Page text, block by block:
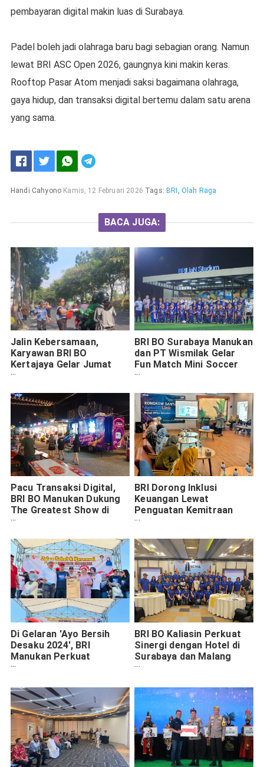
pembayaran digital makin luas di Surabaya.
Padel boleh jadi olahraga baru bagi sebagian orang. Namun
lewat BRI ASC Open 2026, gaungnya kini makin keras.
Rooftop Pasar Atom menjadi saksi bagaimana olahraga,
gaya hidup, dan transaksi digital bertemu dalam satu arena
yang sama.
Handi Cahyono Kamis, 12 Februari 2026 Tags: BRI , Olah Raga
BACA JUGA:
Jalin Kebersamaan,
Karyawan BRI BO
Kertajaya Gelar Jumat
Berkah Berbagi
BRI BO Surabaya Manukan
dan PT Wismilak Gelar
Fun Match Mini Soccer
untuk Pererat Silaturahmi
Pacu Transaksi Digital,
BRI BO Manukan Dukung
The Greatest Show di
Pakuwon City Mall
BRI Dorong Inklusi
Keuangan Lewat
Penguatan Kemitraan
Agen BRILink di Surabaya
Di Gelaran 'Ayo Bersih
Desaku 2024', BRI
Manukan Perkuat
Engagement dengan
BRI BO Kaliasin Perkuat
Sinergi dengan Hotel di
Surabaya dan Malang
melalui Annual Meeting